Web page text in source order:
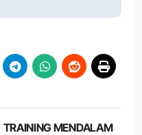
TRAINING MENDALAM